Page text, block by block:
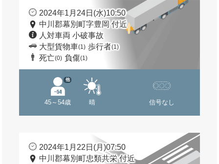
2024年1月24日(水)10:50
中川郡幕別町字豊岡 付近
人対車両 小破事故
大型貨物車(1) 歩行者(1)
死亡(0) 負傷(1)
45～54歳
他
晴 信号なし
2024年1月22日(月)07:50
中川郡幕別町忠類共栄 付近